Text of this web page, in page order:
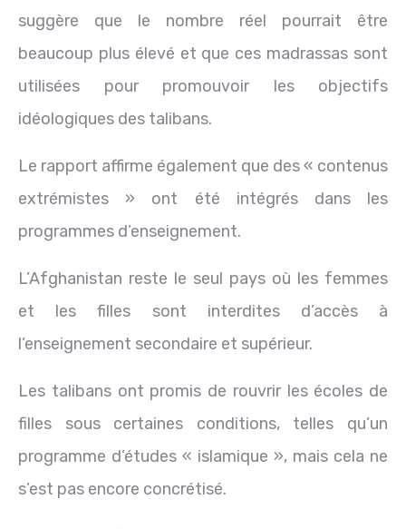
suggère que le nombre réel pourrait être
beaucoup plus élevé et que ces madrassas sont
utilisées pour promouvoir les objectifs
idéologiques des talibans.
Le rapport affirme également que des « contenus
extrémistes » ont été intégrés dans les
programmes d’enseignement.
L’Afghanistan reste le seul pays où les femmes
et les filles sont interdites d’accès à
l’enseignement secondaire et supérieur.
Les talibans ont promis de rouvrir les écoles de
filles sous certaines conditions, telles qu’un
programme d’études « islamique », mais cela ne
s’est pas encore concrétisé.